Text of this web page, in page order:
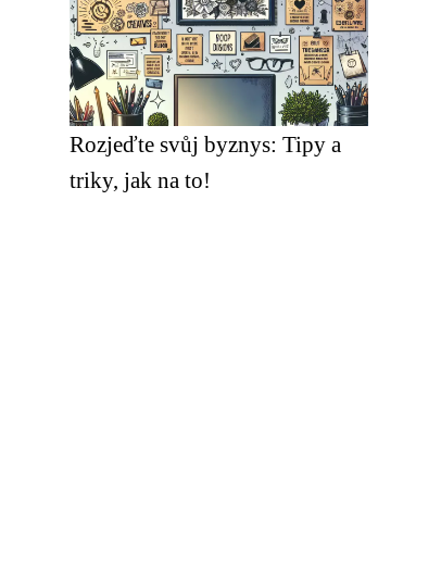
Rozjeďte svůj byznys: Tipy a
triky, jak na to!